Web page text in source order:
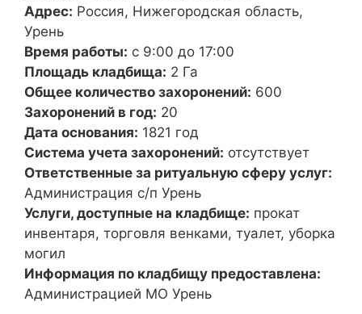
Адрес: Россия, Нижегородская область,
Урень
Время работы: с 9:00 до 17:00
Площадь кладбища: 2 Га
Общее количество захоронений: 600
Захоронений в год: 20
Дата основания: 1821 год
Система учета захоронений: отсутствует
Ответственные за ритуальную сферу услуг:
Администрация с/п Урень
Услуги, доступные на кладбище: прокат
инвентаря, торговля венками, туалет, уборка
могил
Информация по кладбищу предоставлена:
Администрацией МО Урень